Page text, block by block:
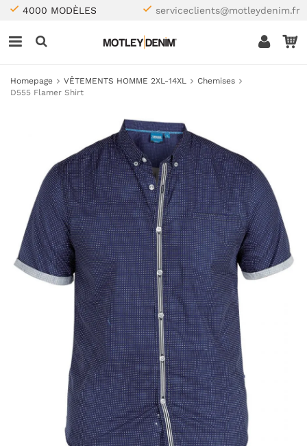
4000 MODÈLES serviceclients@motleydenim.fr
Homepage VÊTEMENTS HOMME 2XL-14XL
Chemises
D555 Flamer Shirt